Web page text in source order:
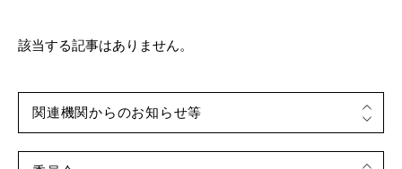
該当する記事はありません。